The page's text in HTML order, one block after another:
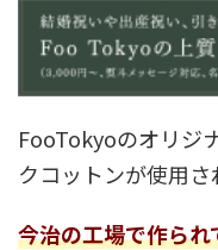
FooTokyoのオリジ
クコットンが使用さ
今治の工場で作ら